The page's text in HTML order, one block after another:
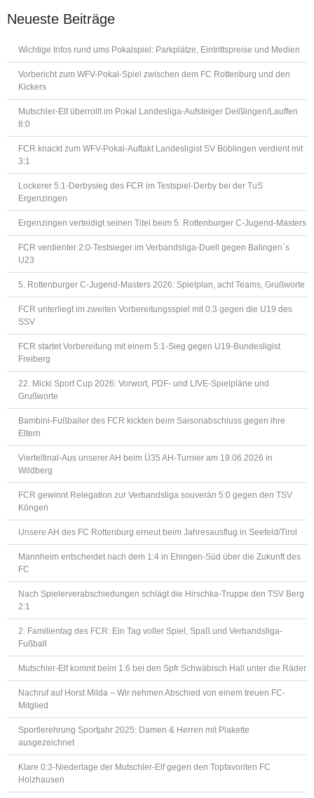
Neueste Beiträge
Wichtige Infos rund ums Pokalspiel: Parkplätze, Eintrittspreise und Medien
Vorbericht zum WFV-Pokal-Spiel zwischen dem FC Rottenburg und den
Kickers
Mutschler-Elf überrollt im Pokal Landesliga-Aufsteiger Deißlingen/Lauffen
8:0
FCR knackt zum WFV-Pokal-Auftakt Landesligist SV Böblingen verdient mit
3:1
Lockerer 5:1-Derbysieg des FCR im Testspiel-Derby bei der TuS
Ergenzingen
Ergenzingen verteidigt seinen Titel beim 5. Rottenburger C-Jugend-Masters
FCR verdienter 2:0-Testsieger im Verbandsliga-Duell gegen Balingen´s
U23
5. Rottenburger C-Jugend-Masters 2026: Spielplan, acht Teams, Grußworte
FCR unterliegt im zweiten Vorbereitungsspiel mit 0:3 gegen die U19 des
SSV
FCR startet Vorbereitung mit einem 5:1-Sieg gegen U19-Bundesligist
Freiberg
22. Micki Sport Cup 2026: Vorwort, PDF- und LIVE-Spielpläne und
Grußworte
Bambini-Fußballer des FCR kickten beim Saisonabschluss gegen ihre
Eltern
Viertelfinal-Aus unserer AH beim Ü35 AH-Turnier am 19.06.2026 in
Wildberg
FCR gewinnt Relegation zur Verbandsliga souverän 5:0 gegen den TSV
Köngen
Unsere AH des FC Rottenburg erneut beim Jahresausflug in Seefeld/Tirol
Mannheim entscheidet nach dem 1:4 in Ehingen-Süd über die Zukunft des
FC
Nach Spielerverabschiedungen schlägt die Hirschka-Truppe den TSV Berg
2:1
2. Familientag des FCR: Ein Tag voller Spiel, Spaß und Verbandsliga-
Fußball
Mutschler-Elf kommt beim 1:6 bei den Spfr Schwäbisch Hall unter die Räder
Nachruf auf Horst Milda – Wir nehmen Abschied von einem treuen FC-
Mitglied
Sportlerehrung Sportjahr 2025: Damen & Herren mit Plakette
ausgezeichnet
Klare 0:3-Niederlage der Mutschler-Elf gegen den Topfavoriten FC
Holzhausen